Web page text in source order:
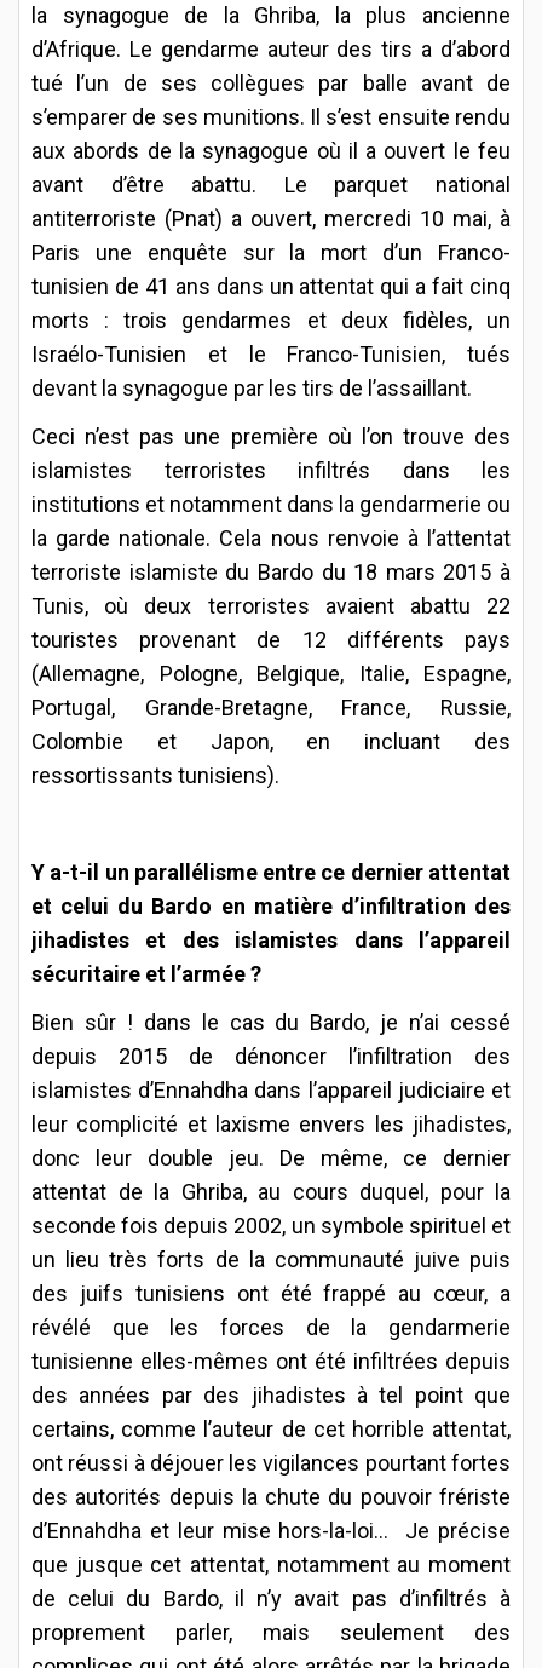
la synagogue de la Ghriba, la plus ancienne
d’Afrique. Le gendarme auteur des tirs a d’abord
tué l’un de ses collègues par balle avant de
s’emparer de ses munitions. Il s’est ensuite rendu
aux abords de la synagogue où il a ouvert le feu
avant d’être abattu. Le parquet national
antiterroriste (Pnat) a ouvert, mercredi 10 mai, à
Paris une enquête sur la mort d’un Franco-
tunisien de 41 ans dans un attentat qui a fait cinq
morts : trois gendarmes et deux fidèles, un
Israélo-Tunisien et le Franco-Tunisien, tués
devant la synagogue par les tirs de l’assaillant.
Ceci n’est pas une première où l’on trouve des
islamistes terroristes infiltrés dans les
institutions et notamment dans la gendarmerie ou
la garde nationale. Cela nous renvoie à l’attentat
terroriste islamiste du Bardo du 18 mars 2015 à
Tunis, où deux terroristes avaient abattu 22
touristes provenant de 12 différents pays
(Allemagne, Pologne, Belgique, Italie, Espagne,
Portugal, Grande-Bretagne, France, Russie,
Colombie et Japon, en incluant des
ressortissants tunisiens).
Y a-t-il un parallélisme entre ce dernier attentat
et celui du Bardo en matière d’infiltration des
jihadistes et des islamistes dans l’appareil
sécuritaire et l’armée ?
Bien sûr ! dans le cas du Bardo, je n’ai cessé
depuis 2015 de dénoncer l’infiltration des
islamistes d’Ennahdha dans l’appareil judiciaire et
leur complicité et laxisme envers les jihadistes,
donc leur double jeu. De même, ce dernier
attentat de la Ghriba, au cours duquel, pour la
seconde fois depuis 2002, un symbole spirituel et
un lieu très forts de la communauté juive puis
des juifs tunisiens ont été frappé au cœur, a
révélé que les forces de la gendarmerie
tunisienne elles-mêmes ont été infiltrées depuis
des années par des jihadistes à tel point que
certains, comme l’auteur de cet horrible attentat,
ont réussi à déjouer les vigilances pourtant fortes
des autorités depuis la chute du pouvoir frériste
d’Ennahdha et leur mise hors-la-loi… Je précise
que jusque cet attentat, notamment au moment
de celui du Bardo, il n’y avait pas d’infiltrés à
proprement parler, mais seulement des